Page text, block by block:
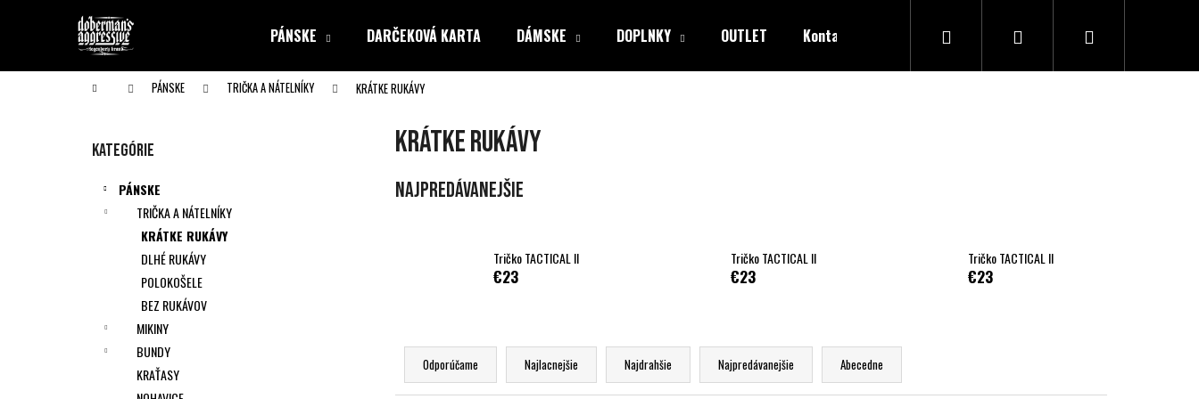
PÁNSKE DARČEKOVÁ KARTA DÁMSKE DOPLNKY OUTLET Kontakty Hľadať PrihlásenieNákupný
Domov PÁNSKE TRIČKA A NÁTELNÍKY KRÁTKE RUKÁVY
Preskočiť
Kategórie
PÁNSKE
TRIČKA A NÁTELNÍKY
KRÁTKE RUKÁVY
DLHÉ RUKÁVY
POLOKOŠELE
BEZ RUKÁVOV
MIKINY
BUNDY
KRAŤASY
KRÁTKE RUKÁVY
Najpredávanejšie
Tričko TACTICAL II
€23
Tričko TACTICAL II
€23
Tričko TACTICAL II
€23
d
Odporúčame Najlacnejšie Najdrahšie Najpredávanejšie Abecedne
í
Späť
do obchodu
Späť
do obchodu